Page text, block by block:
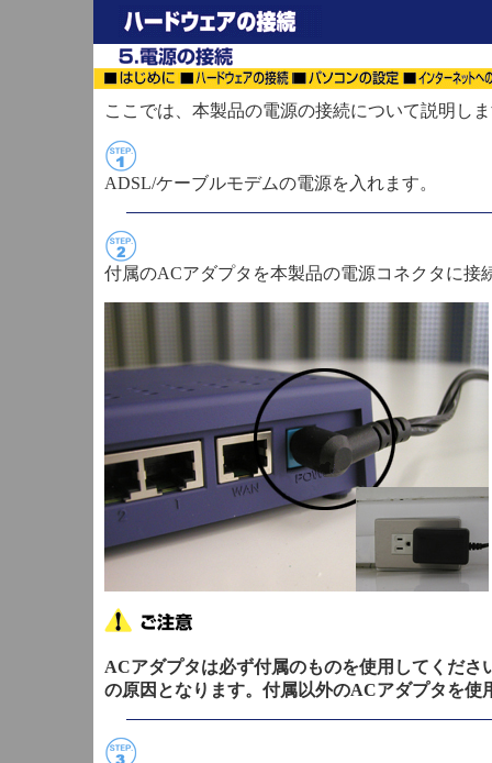
ここでは、本製品の電源の接続について説明し
ADSL/ケーブルモデムの電源を入れます。
付属のACアダプタを本製品の電源コネクタに接
ACアダプタは必ず付属のものを使用してくだ
の原因となります。付属以外のACアダプタを